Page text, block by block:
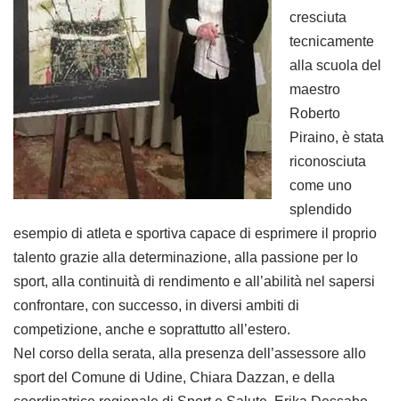
cresciuta
tecnicamente
alla scuola del
maestro
Roberto
Piraino, è stata
riconosciuta
come uno
splendido
esempio di atleta e sportiva capace di esprimere il proprio
talento grazie alla determinazione, alla passione per lo
sport, alla continuità di rendimento e all’abilità nel sapersi
confrontare, con successo, in diversi ambiti di
competizione, anche e soprattutto all’estero.
Nel corso della serata, alla presenza dell’assessore allo
sport del Comune di Udine, Chiara Dazzan, e della